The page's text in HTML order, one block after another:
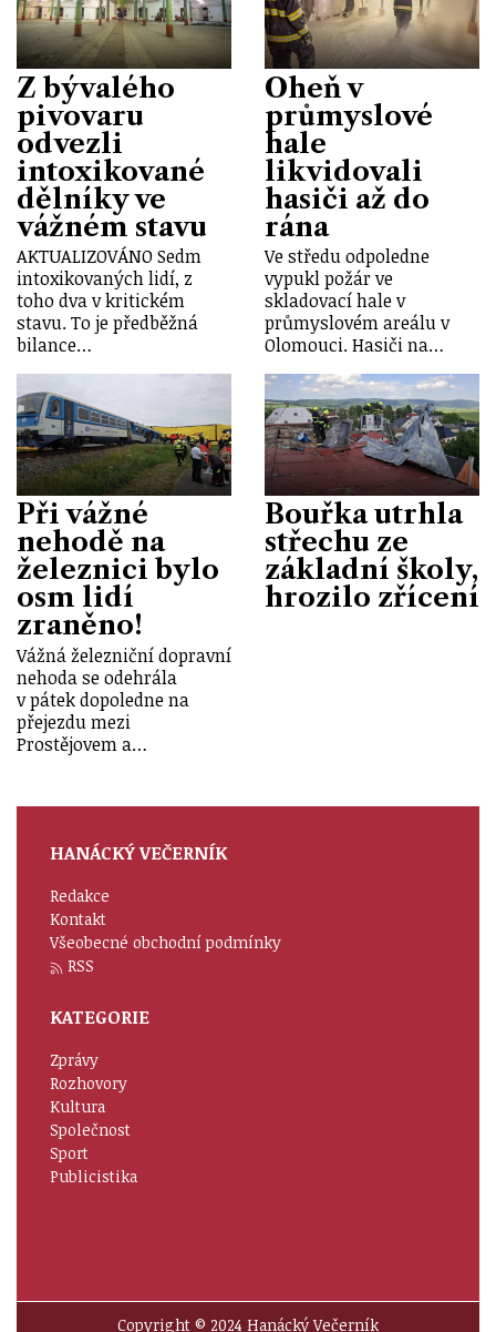
Z bývalého
pivovaru
odvezli
intoxikované
dělníky ve
vážném stavu
AKTUALIZOVÁNO Sedm
intoxikovaných lidí, z
toho dva v kritickém
stavu. To je předběžná
bilance…
Oheň v
průmyslové
hale
likvidovali
hasiči až do
rána
Ve středu odpoledne
vypukl požár ve
skladovací hale v
průmyslovém areálu v
Olomouci. Hasiči na…
Při vážné
nehodě na
železnici bylo
osm lidí
zraněno!
Vážná železniční dopravní
nehoda se odehrála
v pátek dopoledne na
přejezdu mezi
Prostějovem a…
Bouřka utrhla
střechu ze
základní školy,
hrozilo zřícení
HANÁCKÝ VEČERNÍK
Redakce
Kontakt
Všeobecné obchodní podmínky
RSS
KATEGORIE
Zprávy
Rozhovory
Kultura
Společnost
Sport
Publicistika
Copyright © 2024 Hanácký Večerník